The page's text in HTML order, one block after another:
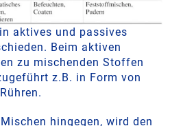
aktives und passives
Beim aktiven
zu mischenden Stoffen
z.B. in Form von
hingegen, wird den